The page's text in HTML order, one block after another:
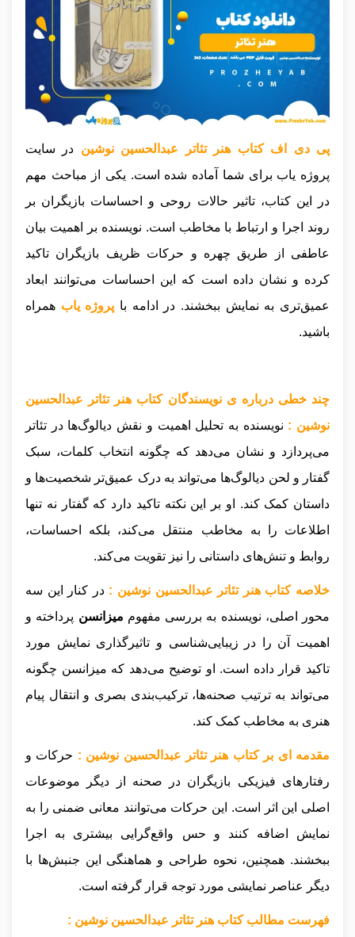
پی دی اف کتاب هنر تئاتر عبدالحسین نوشین در سایت
پروژه یاب برای شما آماده شده است. یکی از مباحث مهم
در این کتاب، تاثیر حالات روحی و احساسات بازیگران بر
روند اجرا و ارتباط با مخاطب است. نویسنده بر اهمیت بیان
عاطفی از طریق چهره و حرکات ظریف بازیگران تاکید
کرده و نشان داده است که این احساسات می‌توانند ابعاد
عمیق‌تری به نمایش ببخشند. در ادامه با پروژه یاب همراه
باشید.
چند خطی درباره ی نویسندگان کتاب هنر تئاتر عبدالحسین
نوشین : نویسنده به تحلیل اهمیت و نقش دیالوگ‌ها در تئاتر
می‌پردازد و نشان می‌دهد که چگونه انتخاب کلمات، سبک
گفتار و لحن دیالوگ‌ها می‌تواند به درک عمیق‌تر شخصیت‌ها و
داستان کمک کند. او بر این نکته تاکید دارد که گفتار نه تنها
اطلاعات را به مخاطب منتقل می‌کند، بلکه احساسات،
روابط و تنش‌های داستانی را نیز تقویت می‌کند.
خلاصه کتاب هنر تئاتر عبدالحسین نوشین : در کنار این سه
محور اصلی، نویسنده به بررسی مفهوم میزانسن پرداخته و
اهمیت آن را در زیبایی‌شناسی و تاثیرگذاری نمایش مورد
تاکید قرار داده است. او توضیح می‌دهد که میزانسن چگونه
می‌تواند به ترتیب صحنه‌ها، ترکیب‌بندی بصری و انتقال پیام
هنری به مخاطب کمک کند.
مقدمه ای بر کتاب هنر تئاتر عبدالحسین نوشین : حرکات و
رفتارهای فیزیکی بازیگران در صحنه از دیگر موضوعات
اصلی این اثر است. این حرکات می‌توانند معانی ضمنی را به
نمایش اضافه کنند و حس واقع‌گرایی بیشتری به اجرا
ببخشند. همچنین، نحوه طراحی و هماهنگی این جنبش‌ها با
دیگر عناصر نمایشی مورد توجه قرار گرفته است.
فهرست مطالب کتاب هنر تئاتر عبدالحسین نوشین :